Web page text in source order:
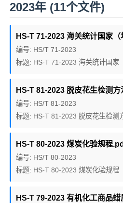
2023年 (11个文件)
HS-T 71-2023 海关统计国家
编号: HS/T 71-2023
标题: HS-T 71-2023 海关统计国家
HS-T 81-2023 脱皮花生检测
编号: HS/T 81-2023
标题: HS-T 81-2023 脱皮花生检测
HS-T 80-2023 煤炭化验规程
编号: HS/T 80-2023
标题: HS-T 80-2023 煤炭化验规程
HS-T 79-2023 有机化工商品